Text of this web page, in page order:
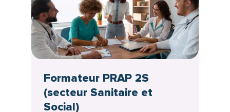
Formateur PRAP 2S
(secteur Sanitaire et
Social)